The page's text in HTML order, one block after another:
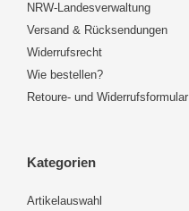
NRW-Landesverwaltung
Versand & Rücksendungen
Widerrufsrecht
Wie bestellen?
Retoure- und Widerrufsformular
Kategorien
Artikelauswahl